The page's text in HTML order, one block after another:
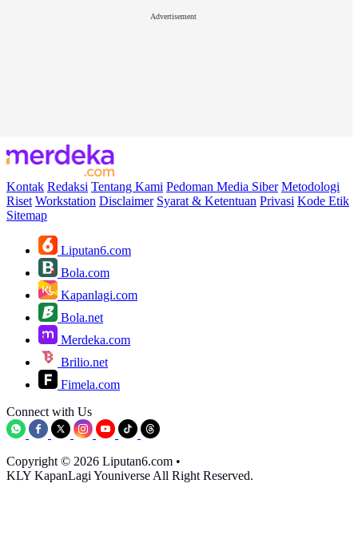
Advertisement
Kontak Redaksi Tentang Kami Pedoman Media Siber Metodologi
Riset Workstation Disclaimer Syarat & Ketentuan Privasi Kode Etik
Sitemap
Liputan6.com
Bola.com
Kapanlagi.com
Bola.net
Merdeka.com
Brilio.net
Fimela.com
Connect with Us
Copyright © 2026 Liputan6.com •
KLY KapanLagi Youniverse All Right Reserved.